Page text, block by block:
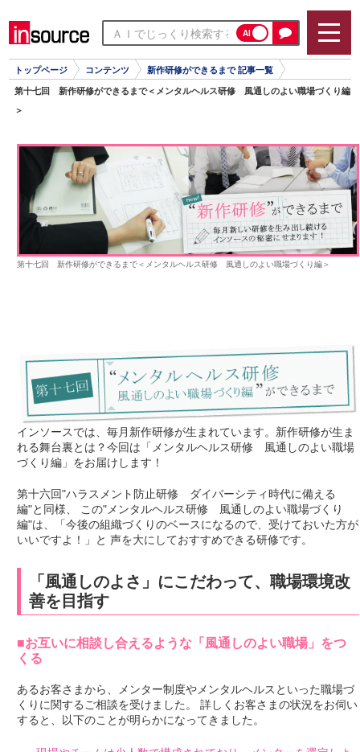
AI
トップページ コンテンツ 新作研修ができるまで 記事一覧
第十七回 新作研修ができるまで＜メンタルヘルス研修 風通しのよい職場づくり編
＞
第十七回 新作研修ができるまで＜メンタルヘルス研修 風通しのよい職場づくり編＞
インソースでは、毎月新作研修が生まれています。新作研修が生ま
れる舞台裏とは？今回は「メンタルヘルス研修 風通しのよい職場
づくり編」をお届けします！
第十六回"ハラスメント防止研修 ダイバーシティ時代に備える
編"と同様、 この"メンタルヘルス研修 風通しのよい職場づくり
編"は、「今後の組織づくりのベースになるので、受けておいた方が
いいですよ！」と 声を大にしておすすめできる研修です。
「風通しのよさ」にこだわって、職場環境改
善を目指す
■お互いに相談し合えるような「風通しのよい職場」をつ
くる
あるお客さまから、メンター制度やメンタルヘルスといった職場づ
くりに関するご相談を受けました。 詳しくお客さまの状況をお伺い
すると、以下のことが明らかになってきました。